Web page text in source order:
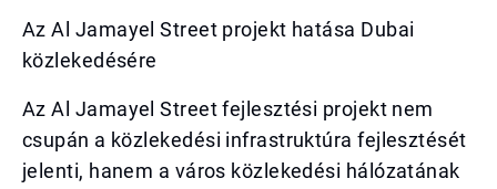
Az Al Jamayel Street projekt hatása Dubai
közlekedésére
Az Al Jamayel Street fejlesztési projekt nem
csupán a közlekedési infrastruktúra fejlesztését
jelenti, hanem a város közlekedési hálózatának